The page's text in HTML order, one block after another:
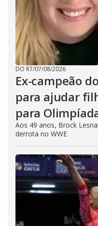
DO R7/07/08/2026
Ex-campeão
para ajudar
para
Aos 49 anos, Brock
derrota no WWE